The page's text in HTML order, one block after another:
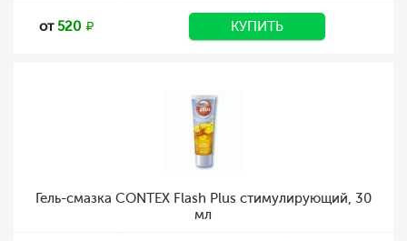
от520 КУПИТЬ
Гель-смазка CONTEX Flash Plus стимулирующий, 30
мл